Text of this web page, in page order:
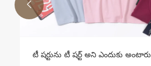
టీ షర్టును టీ షర్ట్ అని ఎందుకు అంటారు
